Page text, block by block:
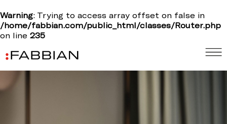
Warning: Trying to access array offset on false in
/home/fabbian.com/public_html/classes/Router.php
on line 235